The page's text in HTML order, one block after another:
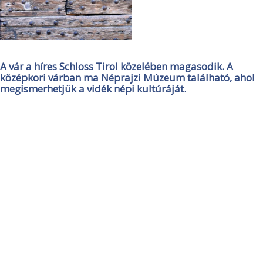
A vár a híres Schloss Tirol közelében magasodik. A
középkori várban ma Néprajzi Múzeum található, ahol
megismerhetjük a vidék népi kultúráját.